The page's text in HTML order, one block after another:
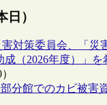
）
対策委員会、「災
（2026年度）」を
分館でのカビ被害